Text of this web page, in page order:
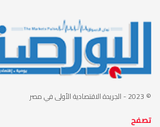
© 2023 - الجريدة الاقتصادية الأولى في مصر
تصفح